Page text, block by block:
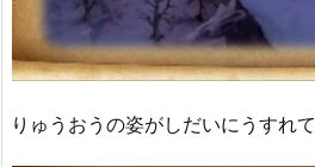
りゅうおうの姿がしだいにうすれて